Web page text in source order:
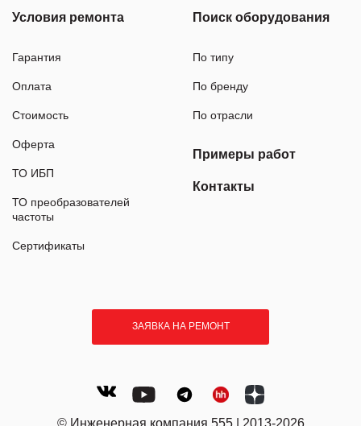
Условия ремонта
Гарантия
Оплата
Стоимость
Оферта
ТО ИБП
ТО преобразователей
частоты
Сертификаты
Поиск оборудования
По типу
По бренду
По отрасли
Примеры работ
Контакты
ЗАЯВКА НА РЕМОНТ
© Инженерная компания 555 | 2013-2026